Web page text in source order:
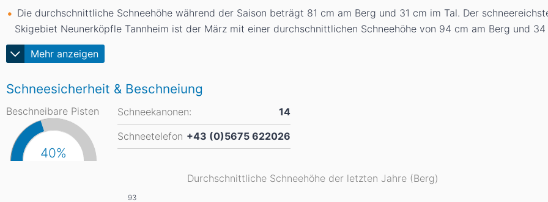
Mehr anzeigen
Die durchschnittliche Schneehöhe während der Saison beträgt 81 cm am Berg und 31 cm im Tal. Der
Skigebiet Neunerköpfle Tannheim ist der März mit einer durchschnittlichen Schneehöhe von 94 cm am Berg und 34
Schneesicherheit & Beschneiung
Beschneibare Pisten
40%
Schneekanonen:
14
Schneetelefon +43 (0)5675 622026
Durchschnittliche Schneehöhe der letzten Jahre (Berg)